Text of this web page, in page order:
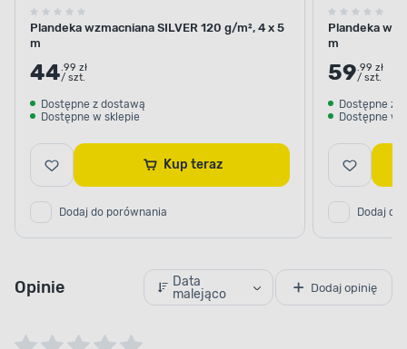
Plandeka wzmacniana SILVER 120 g/m², 4 x 5
m
44.99 zł
/ szt.
Dostępne z dostawą
Dostępne w sklepie
Kup teraz
Dodaj do porównania
Plandeka
m
59.99 zł
/ szt.
Dostępne z
Dostępne w
Dodaj do
Opinie
Data
malejąco
Dodaj opinię